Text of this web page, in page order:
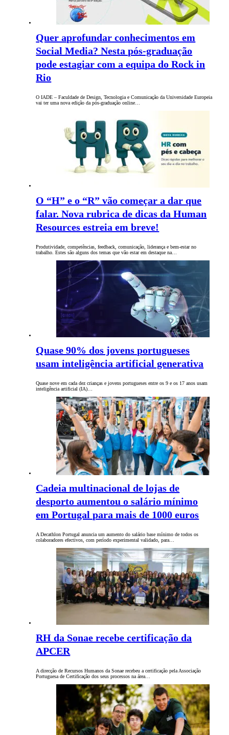
Quer aprofundar conhecimentos em
Social Media? Nesta pós-graduação
pode estagiar com a equipa do Rock in
Rio
O IADE – Faculdade de Design, Tecnologia e Comunicação da Universidade Europeia
vai ter uma nova edição da pós-graduação online…
O “H” e o “R” vão começar a dar que
falar. Nova rubrica de dicas da Human
Resources estreia em breve!
Produtividade, competências, feedback, comunicação, liderança e bem-estar no
trabalho. Estes são alguns dos temas que vão estar em destaque na…
Quase 90% dos jovens portugueses
usam inteligência artificial generativa
Quase nove em cada dez crianças e jovens portugueses entre os 9 e os 17 anos usam
inteligência artificial (IA)…
Cadeia multinacional de lojas de
desporto aumentou o salário mínimo
em Portugal para mais de 1000 euros
A Decathlon Portugal anuncia um aumento do salário base mínimo de todos os
colaboradores efectivos, com período experimental validado, para…
RH da Sonae recebe certificação da
APCER
A direcção de Recursos Humanos da Sonae recebeu a certificação pela Associação
Portuguesa de Certificação dos seus processos na área…